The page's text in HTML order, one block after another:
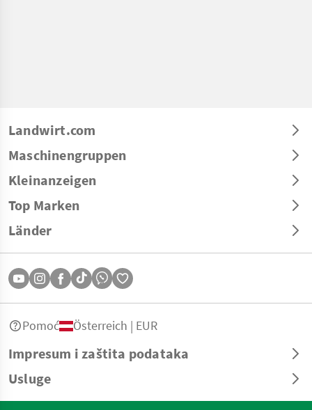
Landwirt.com
Maschinengruppen
Kleinanzeigen
Top Marken
Länder
Impresum i zaštita podataka
Usluge
Pomoć Österreich | EUR